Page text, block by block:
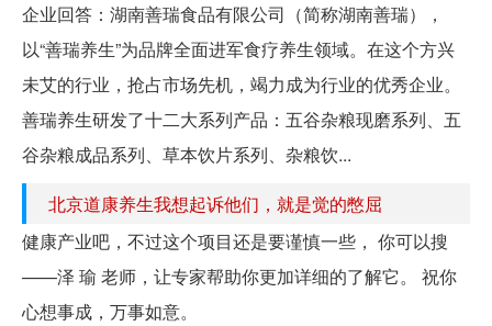
企业回答：湖南善瑞食品有限公司（简称湖南善瑞），
以“善瑞养生”为品牌全面进军食疗养生领域。在这个方兴
未艾的行业，抢占市场先机，竭力成为行业的优秀企业。
善瑞养生研发了十二大系列产品：五谷杂粮现磨系列、五
谷杂粮成品系列、草本饮片系列、杂粮饮...
北京道康养生我想起诉他们，就是觉的憋屈
健康产业吧，不过这个项目还是要谨慎一些， 你可以搜
——泽 瑜 老师，让专家帮助你更加详细的了解它。 祝你
心想事成，万事如意。